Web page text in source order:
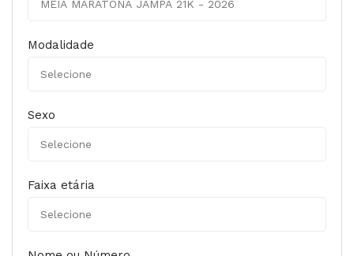
Modalidade
Sexo
Faixa etária